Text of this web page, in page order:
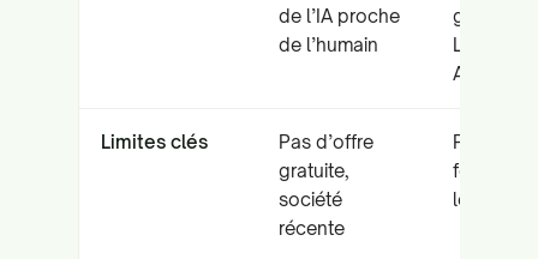
de l’IA proche
de l’humain
guérison
Live
Authoring
Limites clés
Pas d’offre
gratuite,
société
récente
Prix élevé,
focalisé
le web